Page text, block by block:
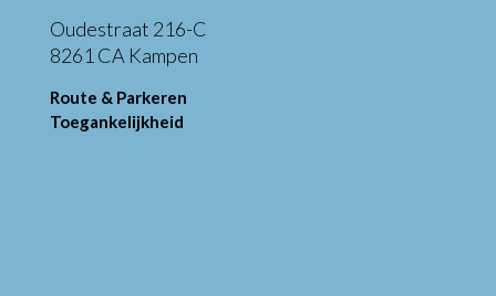
Oudestraat 216-C
8261 CA Kampen
Route & Parkeren
Toegankelijkheid